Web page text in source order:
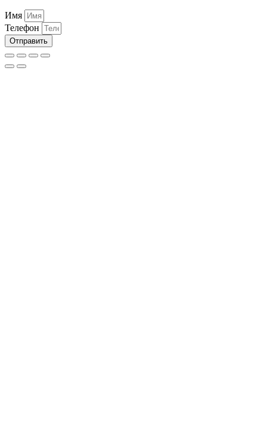
Имя
Телефон
Отправить